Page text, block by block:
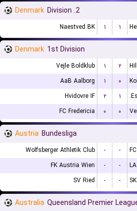
Denmark 2. Division
Naestved BK ۱ ۱
Denmark 1st Division
Vejle Boldklub ۱ ۲
AaB Aalborg
۱ ۰
Hvidovre IF
۲ ۱
FC Fredericia
۰ ۰
Austria Bundesliga
Wolfsberger Athletik Club - -
FK Austria Wien
- -
SV Ried
- -
Australia Queensland Premier